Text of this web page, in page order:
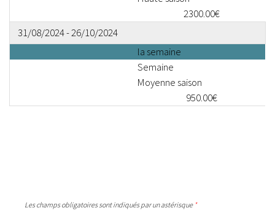
2300.00€
31/08/2024 - 26/10/2024
la semaine
Semaine
Moyenne saison
950.00€
Les champs obligatoires sont indiqués par un astérisque *